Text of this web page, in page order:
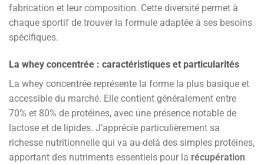
fabrication et leur composition. Cette diversité permet à
chaque sportif de trouver la formule adaptée à ses besoins
spécifiques.
La whey concentrée : caractéristiques et particularités
La whey concentrée représente la forme la plus basique et
accessible du marché. Elle contient généralement entre
70% et 80% de protéines, avec une présence notable de
lactose et de lipides. J’apprécie particulièrement sa
richesse nutritionnelle qui va au-delà des simples protéines,
apportant des nutriments essentiels pour la récupération